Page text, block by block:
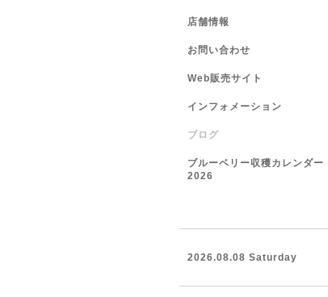
店舗情報
お問い合わせ
Web販売サイト
インフォメーション
ブログ
ブルーベリー収穫カレンダー
2026
2026.08.08 Saturday